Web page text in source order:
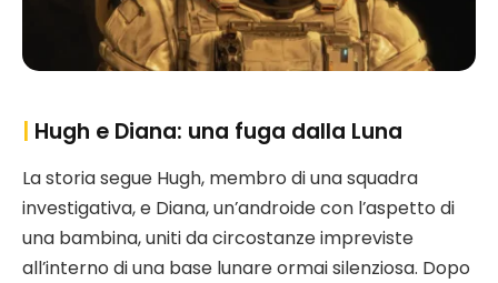
Hugh e Diana: una fuga dalla Luna
La storia segue Hugh, membro di una squadra
investigativa, e Diana, un’androide con l’aspetto di
una bambina, uniti da circostanze impreviste
all’interno di una base lunare ormai silenziosa. Dopo